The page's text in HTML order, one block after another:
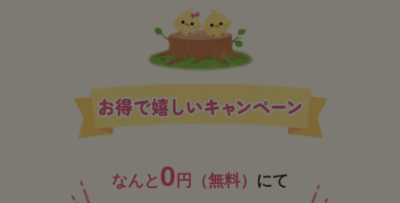
なんと 0 円（無料） にて